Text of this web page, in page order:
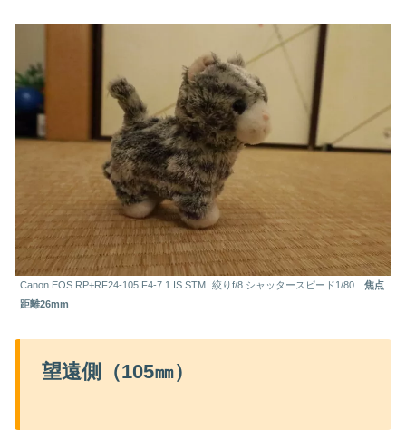
Canon EOS RP+RF24-105 F4-7.1 IS STM 絞りf/8 シャッタースピード1/80 焦点
距離26mm
望遠側（105㎜）